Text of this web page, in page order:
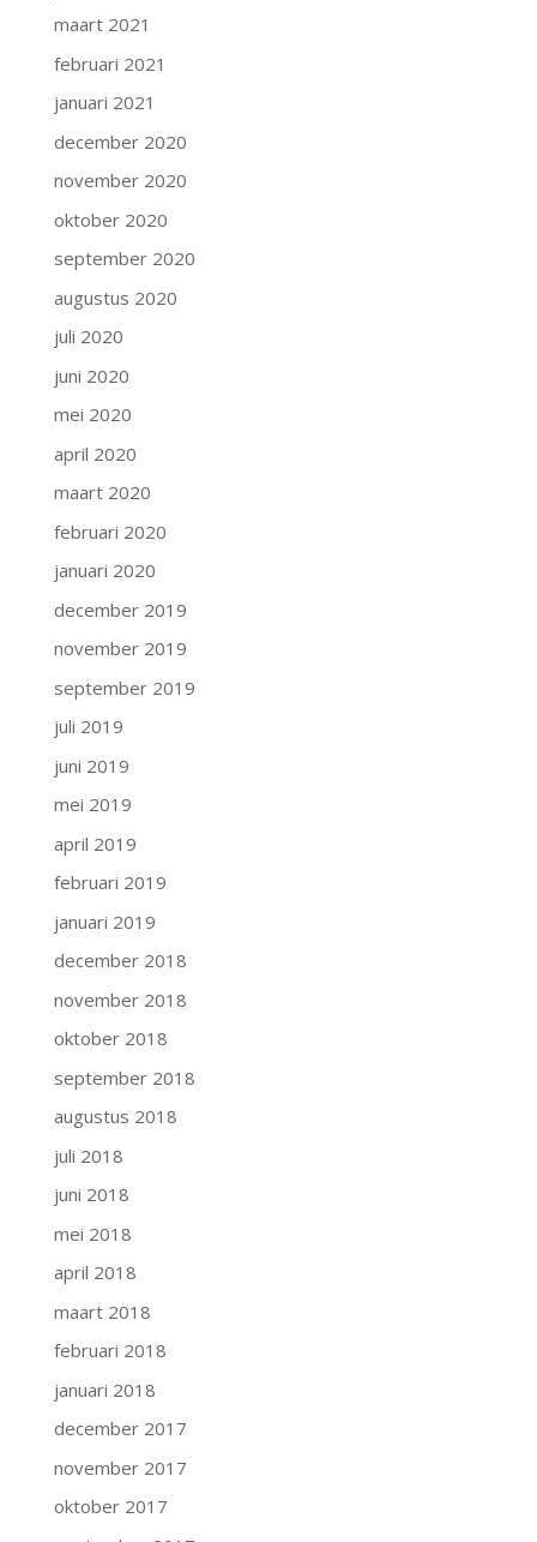
maart 2021
februari 2021
januari 2021
december 2020
november 2020
oktober 2020
september 2020
augustus 2020
juli 2020
juni 2020
mei 2020
april 2020
maart 2020
februari 2020
januari 2020
december 2019
november 2019
september 2019
juli 2019
juni 2019
mei 2019
april 2019
februari 2019
januari 2019
december 2018
november 2018
oktober 2018
september 2018
augustus 2018
juli 2018
juni 2018
mei 2018
april 2018
maart 2018
februari 2018
januari 2018
december 2017
november 2017
oktober 2017